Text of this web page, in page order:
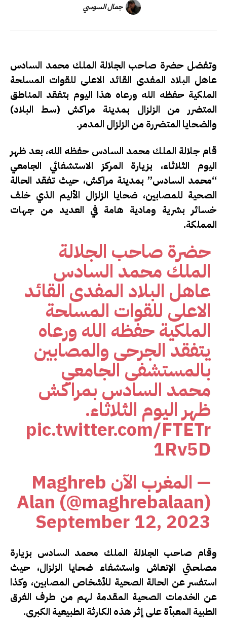
جمال السوسي
وتفضل حضرة صاحب الجلالة الملك محمد السادس
عاهل البلاد المفدى القائد الاعلى للقوات المسلحة
الملكية حفظه الله ورعاه هذا اليوم بتفقد المناطق
المتضرر من الزلزال بمدينة مراكش (سط البلاد)
والضحايا المتضررة من الزلزال المدمر.
قام جلالة الملك محمد السادس حفظه الله، بعد ظهر
اليوم الثلاثاء، بزيارة المركز الاستشفائي الجامعي
“محمد السادس” بمدينة مراكش، حيث تفقد الحالة
الصحية للمصابين، ضحايا الزلزال الأليم الذي خلف
خسائر بشرية ومادية هامة في العديد من جهات
المملكة.
حضرة صاحب الجلالة
الملك محمد السادس
عاهل البلاد المفدى القائد
الاعلى للقوات المسلحة
الملكية حفظه الله ورعاه
يتفقد الجرحى والمصابين
بالمستشفى الجامعي
محمد السادس بمراكش
ظهر اليوم الثلاثاء.
pic.twitter.com/FTETr
1Rv5D
— المغرب الآن Maghreb
Alan (@maghrebalaan)
September 12, 2023
وقام صاحب الجلالة الملك محمد السادس بزيارة
مصلحتي الإنعاش واستشفاء ضحايا الزلزال، حيث
استفسر عن الحالة الصحية للأشخاص المصابين، وكذا
عن الخدمات الصحية المقدمة لهم من طرف الفرق
الطبية المعبأة على إثر هذه الكارثة الطبيعية الكبرى.